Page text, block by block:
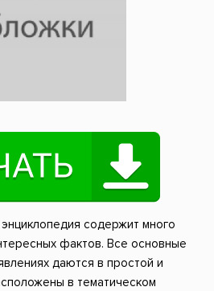
содержит много
фактов. Все основные
даются в простой и
в тематическом